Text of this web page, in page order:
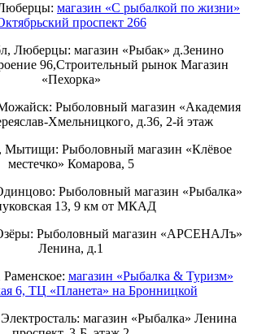
магазин «С рыбалкой по жизни»
проспект 266
Люберцы: магазин «Рыбак» д.Зенино
96,Строительный рынок Магазин
«Пехорка»
Рыболовный магазин «Академия
Хмельницкого, д.36, 2-й этаж
Мытищи: Рыболовный магазин «Клёвое
местечко» Комарова, 5
Рыболовный магазин «Рыбалка»
13, 9 км от МКАД
Рыболовный магазин «АРСЕНАЛъ»
Ленина, д.1
магазин «Рыбалка & Туризм»
6, ТЦ «Планета» на Бронницкой
магазин «Рыбалка» Ленина